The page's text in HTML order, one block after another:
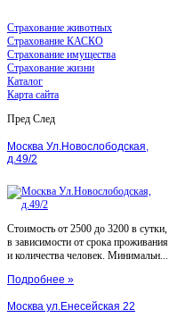
Страхование животных
Страхование КАСКО
Страхование имущества
Страхование жизни
Каталог
Карта сайта
Пред След
Москва Ул.Новослободская,
д.49/2
Стоимость от 2500 до 3200 в сутки,
в зависимости от срока проживания
и количества человек. Минимальн...
Подробнее »
Москва ул.Енесейская 22